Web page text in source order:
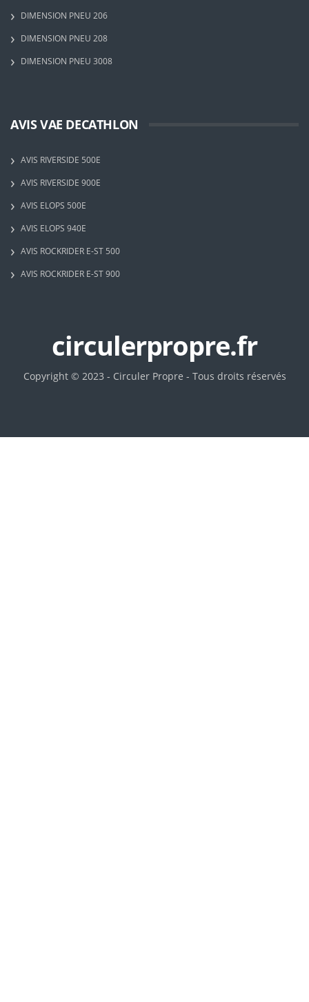
DIMENSION PNEU 206
DIMENSION PNEU 208
DIMENSION PNEU 3008
AVIS VAE DECATHLON
AVIS RIVERSIDE 500E
AVIS RIVERSIDE 900E
AVIS ELOPS 500E
AVIS ELOPS 940E
AVIS ROCKRIDER E-ST 500
AVIS ROCKRIDER E-ST 900
circulerpropre.fr
Copyright © 2023 - Circuler Propre - Tous droits réservés